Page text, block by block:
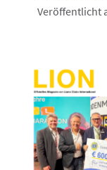
Veröffentlicht